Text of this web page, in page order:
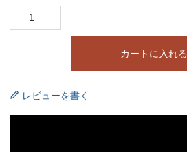
カートに入れる
レビューを書く